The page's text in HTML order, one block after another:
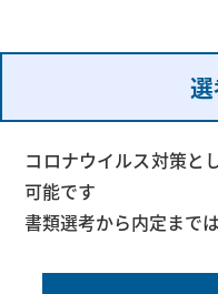
コロナウイルス対策と
可能です
書類選考から内定まで